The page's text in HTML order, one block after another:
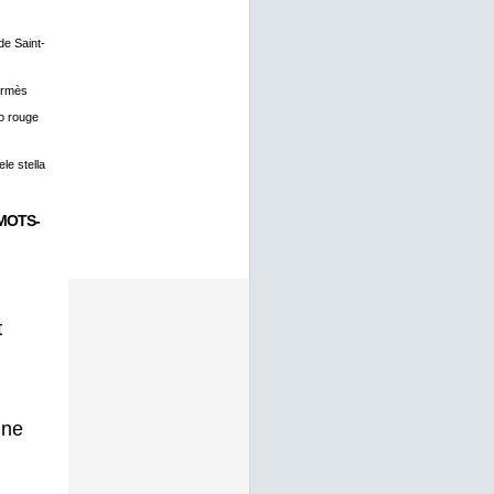
Saint-
rouge
stella